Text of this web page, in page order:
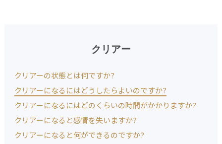
クリアー
クリアーの状態とは何ですか?
クリアーになるにはどうしたらよいのですか?
クリアーになるにはどのくらいの時間がかかりますか?
クリアーになると感情を失いますか?
クリアーになると何ができるのですか?